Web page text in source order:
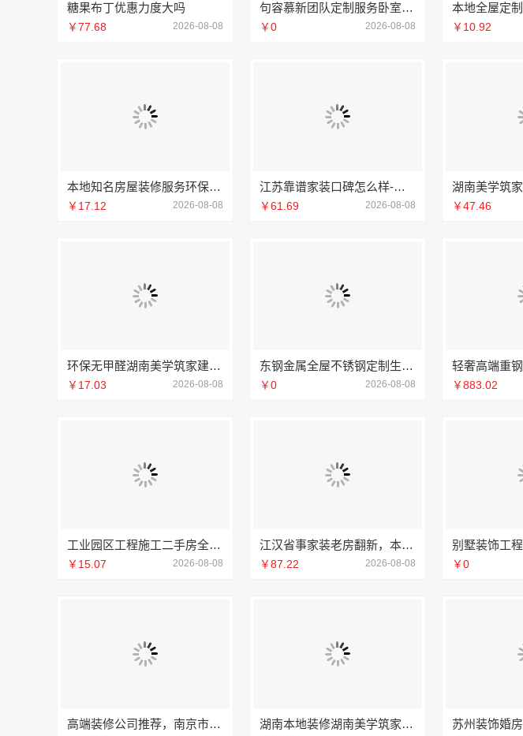
糖果布丁优惠力度大吗
￥77.68 2026-08-08
句容慕新团队定制服务卧室施工流程-慕新不锈钢
￥0 2026-08-08 ￥10.92
本地知名房屋装修服务环保，嘉兴绿色之家建材科技有限公司
￥17.12 2026-08-08
江苏靠谱家装口碑怎么样-常州宜居佳装饰
￥61.69 2026-08-08 ￥47.46
环保无甲醛湖南美学筑家建材软装配套
￥17.03 2026-08-08
东钢金属全屋不锈钢定制生产商本地-江苏东钢金属科技有限公司
￥0 2026-08-08 ￥883.02
工业园区工程施工二手房全包_苏州兔哥哥智装新材料
￥15.07 2026-08-08
江汉省事家装老房翻新，本地快装透明一口价
￥87.22 2026-08-08 ￥0
高端装修公司推荐，南京市创亿讯实力派 湖南本地装修湖南美学筑家建材商铺装修